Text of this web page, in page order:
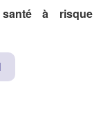
à risque